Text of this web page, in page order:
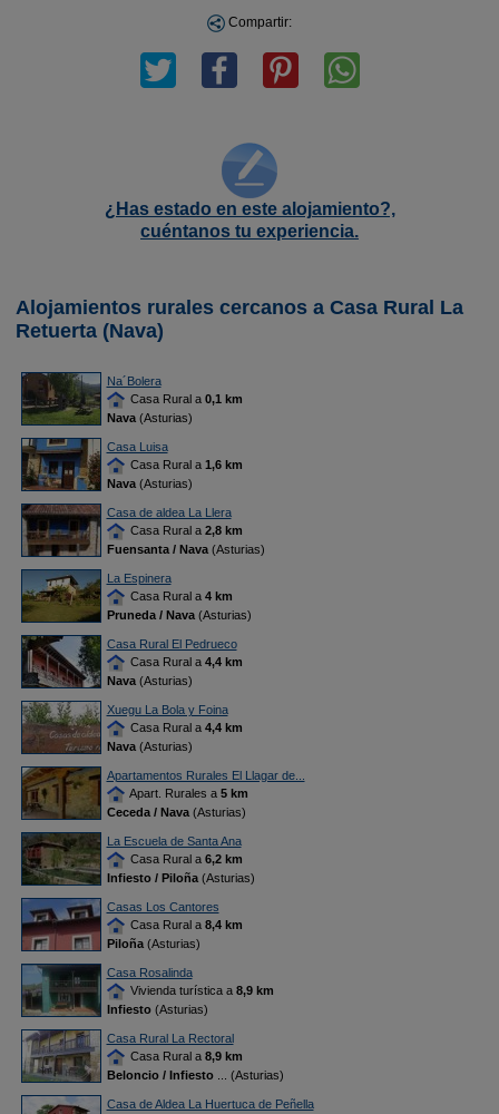
Compartir:
¿Has estado en este alojamiento?,
cuéntanos tu experiencia.
Alojamientos rurales cercanos a Casa Rural La
Retuerta (Nava)
Na´Bolera
Casa Rural a 0,1 km
Nava(Asturias)
Casa Luisa
Casa Rural a 1,6 km
Nava(Asturias)
Casa de aldea La Llera
Casa Rural a 2,8 km
Fuensanta / Nava(Asturias)
La Espinera
Casa Rural a 4 km
Pruneda / Nava(Asturias)
Casa Rural El Pedrueco
Casa Rural a 4,4 km
Nava(Asturias)
Xuegu La Bola y Foina
Casa Rural a 4,4 km
Nava(Asturias)
Apartamentos Rurales El Llagar de...
Apart. Rurales a 5 km
Ceceda / Nava(Asturias)
La Escuela de Santa Ana
Casa Rural a 6,2 km
Infiesto / Piloña(Asturias)
Casas Los Cantores
Casa Rural a 8,4 km
Piloña(Asturias)
Casa Rosalinda
Vivienda turística a 8,9 km
Infiesto(Asturias)
Casa Rural La Rectoral
Casa Rural a 8,9 km
Beloncio / Infiesto
... (Asturias)
Casa de Aldea La Huertuca de Peñella